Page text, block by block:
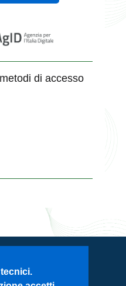
tecnici.
di accesso
di Regione